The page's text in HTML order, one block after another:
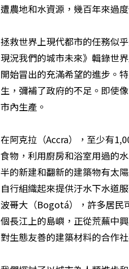
遭農地和水資源，幾百年來過
拯救世界上現代都市的任務似
現況――我們的城市未來》輯錄
開始冒出的充滿希望的進步。
生，彌補了政府的不足。即使
市內生產。
在阿克拉（Accra），至少有
食物，利用廚房和浴室用過的
半的新建和翻新的建築物有太
自行組織起來提供汙水下水道
波哥大（Bogotá），許多居民
個長江上的島嶼，正從荒蕪中
對生態友善的建築材料的合作